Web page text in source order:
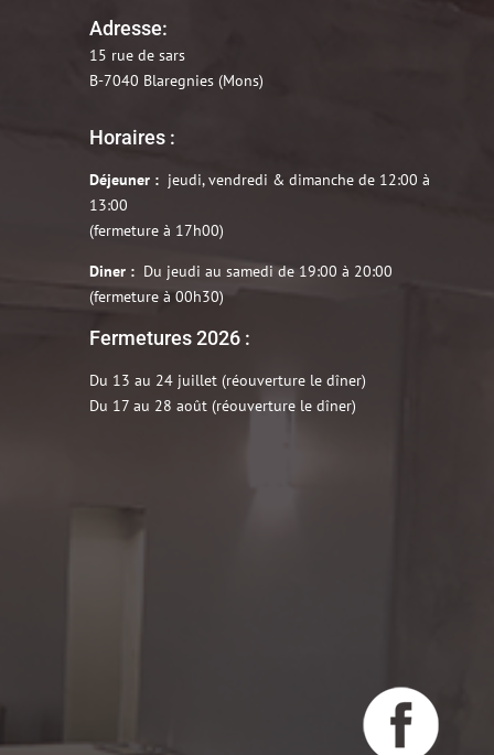
Adresse:
15 rue de sars
B-7040 Blaregnies (Mons)
Horaires :
Déjeuner : jeudi, vendredi & dimanche de 12:00 à
13:00
(fermeture à 17h00)
Diner : Du jeudi au samedi de 19:00 à 20:00
(fermeture à 00h30)
Fermetures 2026 :
Du 13 au 24 juillet (réouverture le dîner)
Du 17 au 28 août (réouverture le dîner)